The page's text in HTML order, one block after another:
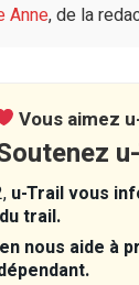
Anne, de la
Vous aimez
u-Trail vous
trail.
nous aide à